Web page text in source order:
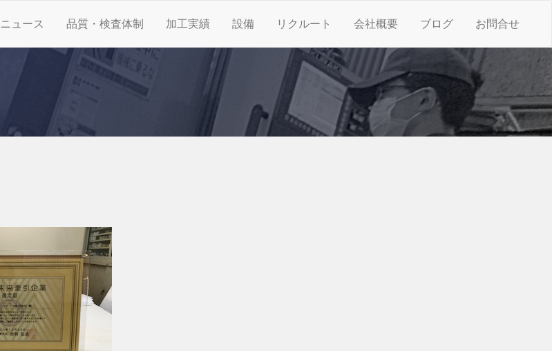
ニュース 品質・検査体制 加工実績 設備 リクルート 会社概要 ブログ お問合せ